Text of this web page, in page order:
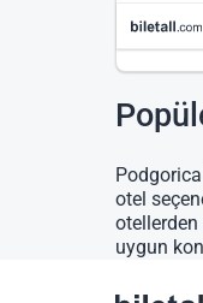
otel
uygun